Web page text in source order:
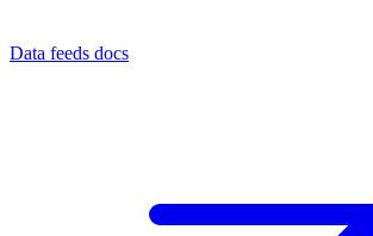
Data feeds docs